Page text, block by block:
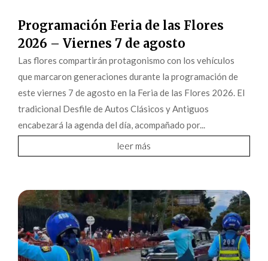
Programación Feria de las Flores
2026 – Viernes 7 de agosto
Las flores compartirán protagonismo con los vehículos
que marcaron generaciones durante la programación de
este viernes 7 de agosto en la Feria de las Flores 2026. El
tradicional Desfile de Autos Clásicos y Antiguos
encabezará la agenda del día, acompañado por...
leer más